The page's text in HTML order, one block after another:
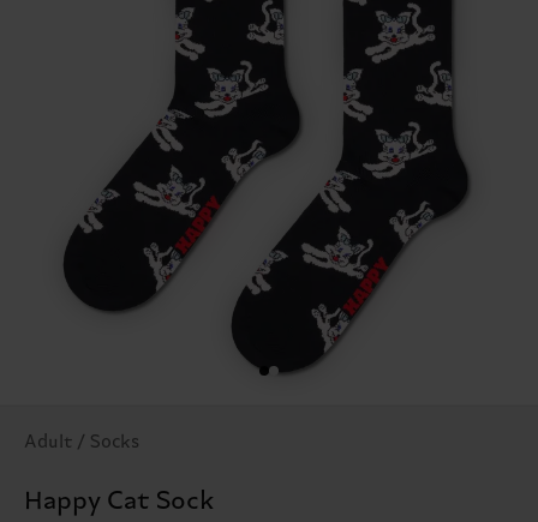
Adult / Socks
Happy Cat Sock